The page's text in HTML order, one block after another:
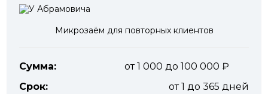
Микрозаём для повторных клиентов
Сумма:
от 1 000 до 100 000
Срок:
от 1 до 365 дней